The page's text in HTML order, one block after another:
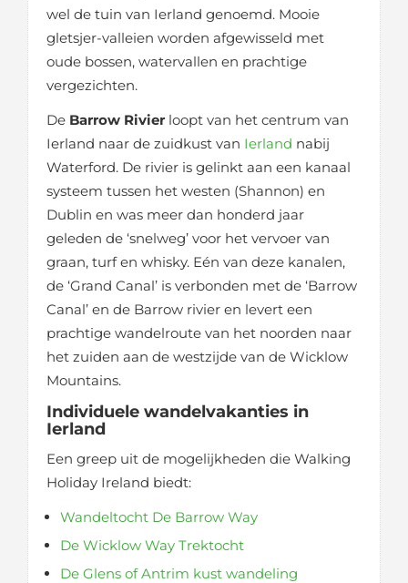
wel de tuin van Ierland genoemd. Mooie
gletsjer-valleien worden afgewisseld met
oude bossen, watervallen en prachtige
vergezichten.
De Barrow Rivier loopt van het centrum van
Ierland naar de zuidkust van Ierland nabij
Waterford. De rivier is gelinkt aan een kanaal
systeem tussen het westen (Shannon) en
Dublin en was meer dan honderd jaar
geleden de ‘snelweg’ voor het vervoer van
graan, turf en whisky. Eén van deze kanalen,
de ‘Grand Canal’ is verbonden met de ‘Barrow
Canal’ en de Barrow rivier en levert een
prachtige wandelroute van het noorden naar
het zuiden aan de westzijde van de Wicklow
Mountains.
Individuele wandelvakanties in
Ierland
Een greep uit de mogelijkheden die Walking
Holiday Ireland biedt:
Wandeltocht De Barrow Way
De Wicklow Way Trektocht
De Glens of Antrim kust wandeling